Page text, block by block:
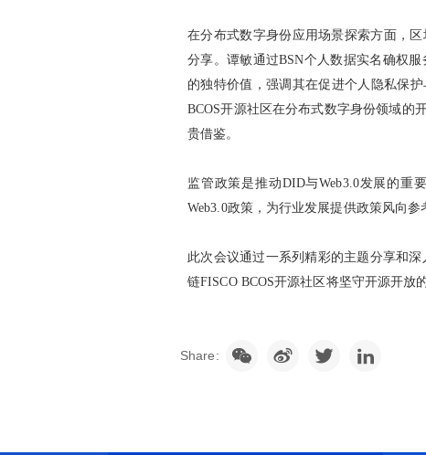
在分布式数字身份应用场景探索方面，
分享。谭敏通过BSN个人数据实名确权
的独特价值，强调其在促进个人隐私保
BCOS开源社区在分布式数字身份领域的
贵借鉴。
监管政策是推动DID与Web3.0发展的重
Web3.0政策，为行业发展提供政策风向参
此次会议通过一系列精彩的主题分享和
链FISCO BCOS开源社区将坚守开源开放
Share: